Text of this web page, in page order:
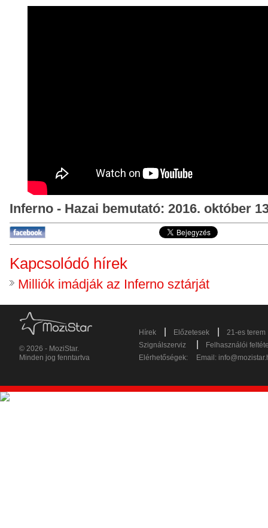
Inferno - Hazai bemutató: 2016. október
Kapcsolódó hírek
Milliók imádják az Inferno sztárját
© 2026 - MoziStar.
Minden jog fenntartva
Hírek Előzetesek
21-es terem
Szignálszerviz
Felhasználói
Elérhetőségek:
Email: